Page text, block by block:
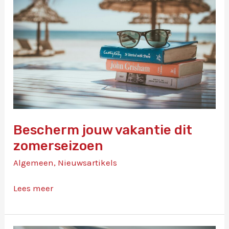
koppel
Bescherm jouw vakantie dit
zomerseizoen
Algemeen, Nieuwsartikels
Bescherm
vakantie
Lees meer